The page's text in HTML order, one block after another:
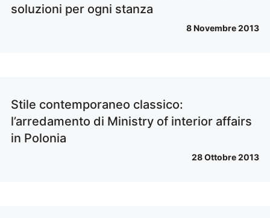
soluzioni per ogni stanza
8 Novembre 2013
Stile contemporaneo classico:
l’arredamento di Ministry of interior affairs
in Polonia
28 Ottobre 2013